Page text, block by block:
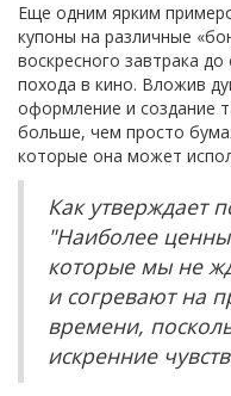
Еще одним ярким
купоны на различные
воскресного завтрака
похода в кино. Вложив
оформление и создание
больше, чем просто
которые она может
Как утверждает
"Наиболее
которые мы не
и согревают на
времени,
искренние